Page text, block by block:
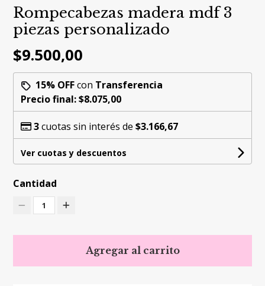
Rompecabezas madera mdf 3
piezas personalizado
$9.500,00
15% OFFcon Transferencia
Precio final:$8.075,00
3cuotas sin interés de$3.166,67
Ver cuotas y descuentos
Cantidad
1
Agregar al carrito